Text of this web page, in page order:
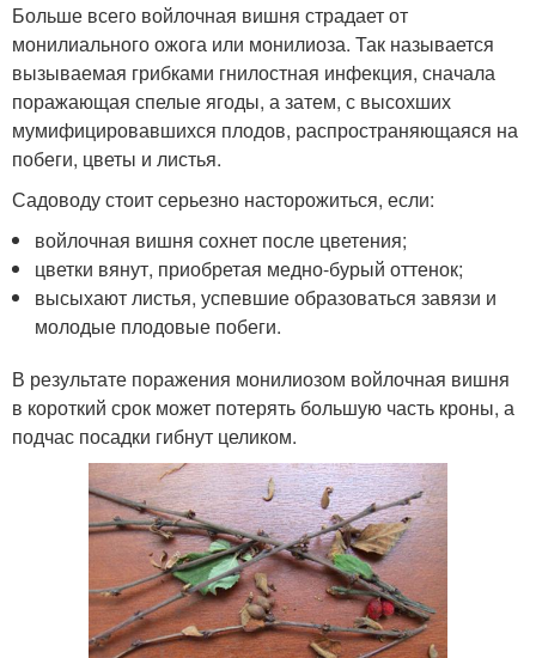
Больше всего войлочная вишня страдает от
монилиального ожога или монилиоза. Так называется
вызываемая грибками гнилостная инфекция, сначала
поражающая спелые ягоды, а затем, с высохших
мумифицировавшихся плодов, распространяющаяся на
побеги, цветы и листья.
Садоводу стоит серьезно насторожиться, если:
войлочная вишня сохнет после цветения;
цветки вянут, приобретая медно-бурый оттенок;
высыхают листья, успевшие образоваться завязи и
молодые плодовые побеги.
В результате поражения монилиозом войлочная вишня
в короткий срок может потерять большую часть кроны, а
подчас посадки гибнут целиком.